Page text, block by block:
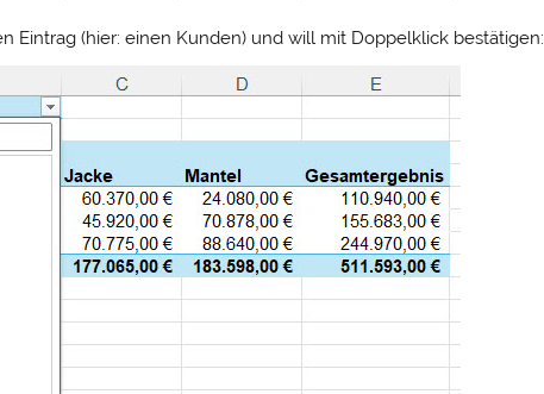
Eintrag (hier: einen Kunden) und will mit Doppelklick bestätigen: